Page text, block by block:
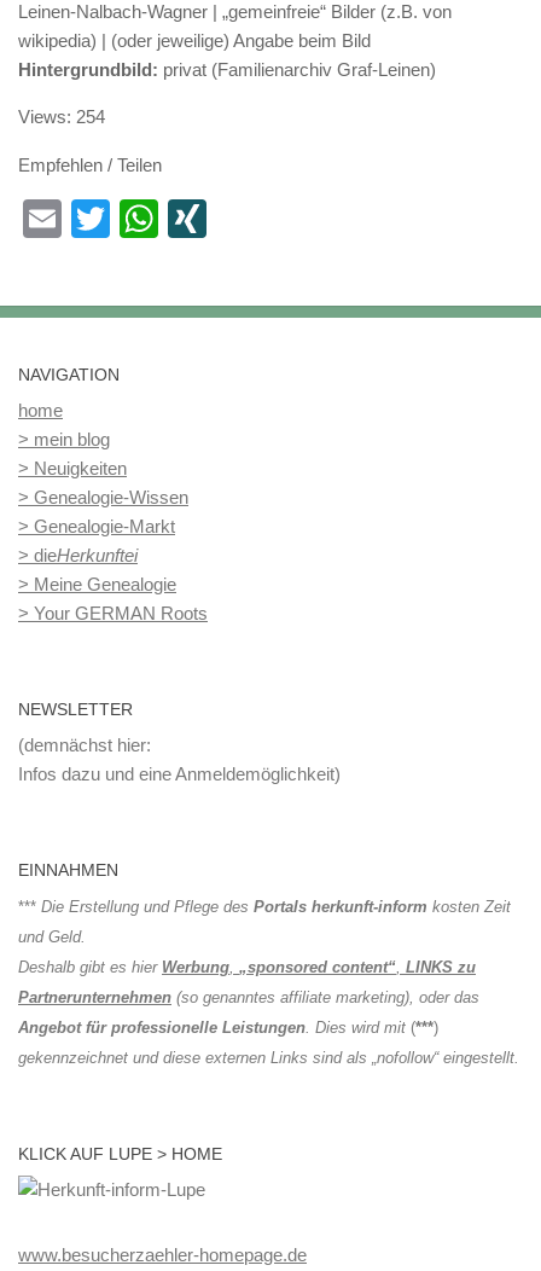
Leinen-Nalbach-Wagner | „gemeinfreie“ Bilder (z.B. von
wikipedia) | (oder jeweilige) Angabe beim Bild
Hintergrundbild: privat (Familienarchiv Graf-Leinen)
Views: 254
Empfehlen / Teilen
EmailTwitterWhatsApp
NAVIGATION
home
> mein blog
> Neuigkeiten
> Genealogie-Wissen
> Genealogie-Markt
> dieHerkunftei
> Meine Genealogie
> Your GERMAN Roots
NEWSLETTER
(demnächst hier:
Infos dazu und eine Anmeldemöglichkeit)
EINNAHMEN
*** Die Erstellung und Pflege des Portals herkunft-inform kosten Zeit
und Geld.
Deshalb gibt es hier Werbung, „sponsored content“, LINKS zu
Partnerunternehmen (so genanntes affiliate marketing), oder das
Angebot für professionelle Leistungen. Dies wird mit (***)
gekennzeichnet und diese externen Links sind als „nofollow“ eingestellt.
KLICK AUF LUPE > HOME
www.besucherzaehler-homepage.de